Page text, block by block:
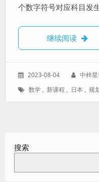
个数字符号对应科目发
继续阅读 【日
发
于：
2023-08-04
作
中梓
标
数学 , 新课程 , 日本 , 规
搜索